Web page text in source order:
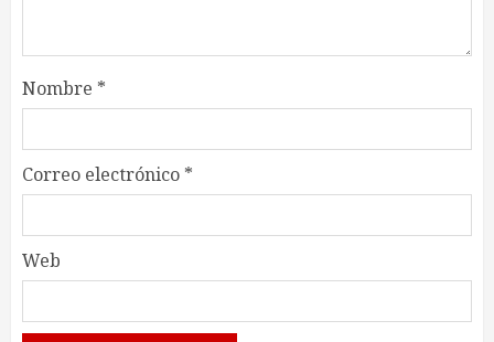
Nombre *
Correo electrónico *
Web